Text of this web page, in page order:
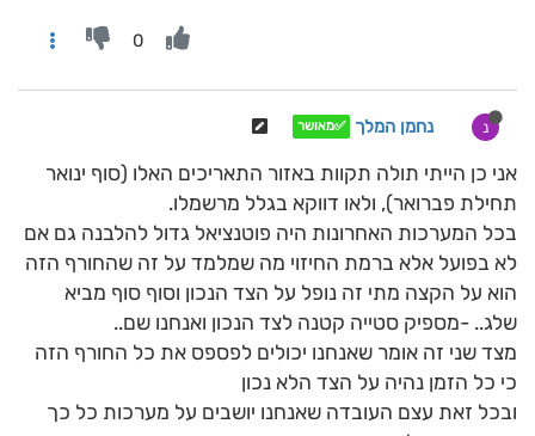
0
נ נחמן המלך ✅מאושר
אני כן הייתי תולה תקוות באזור התאריכים האלו (סוף ינואר
תחילת פברואר), ולאו דווקא בגלל מרשמלו.
בכל המערכות האחרונות היה פוטנציאל גדול להלבנה גם אם
לא בפועל אלא ברמת החיזוי מה שמלמד על זה שהחורף הזה
הוא על הקצה מתי זה נופל על הצד הנכון וסוף סוף מביא
שלג.. -מספיק סטייה קטנה לצד הנכון ואנחנו שם..
מצד שני זה אומר שאנחנו יכולים לפספס את כל החורף הזה
כי כל הזמן נהיה על הצד הלא נכון
ובכל זאת עצם העובדה שאנחנו יושבים על מערכות כל כך